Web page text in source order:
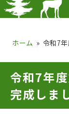
ホーム 令和7
令和7年
完成しま